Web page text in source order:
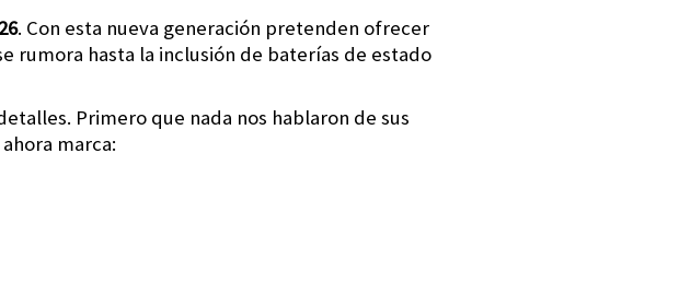
. Con esta nueva generación pretenden ofrecer
rumora hasta la inclusión de baterías de estado
Primero que nada nos hablaron de sus
marca: